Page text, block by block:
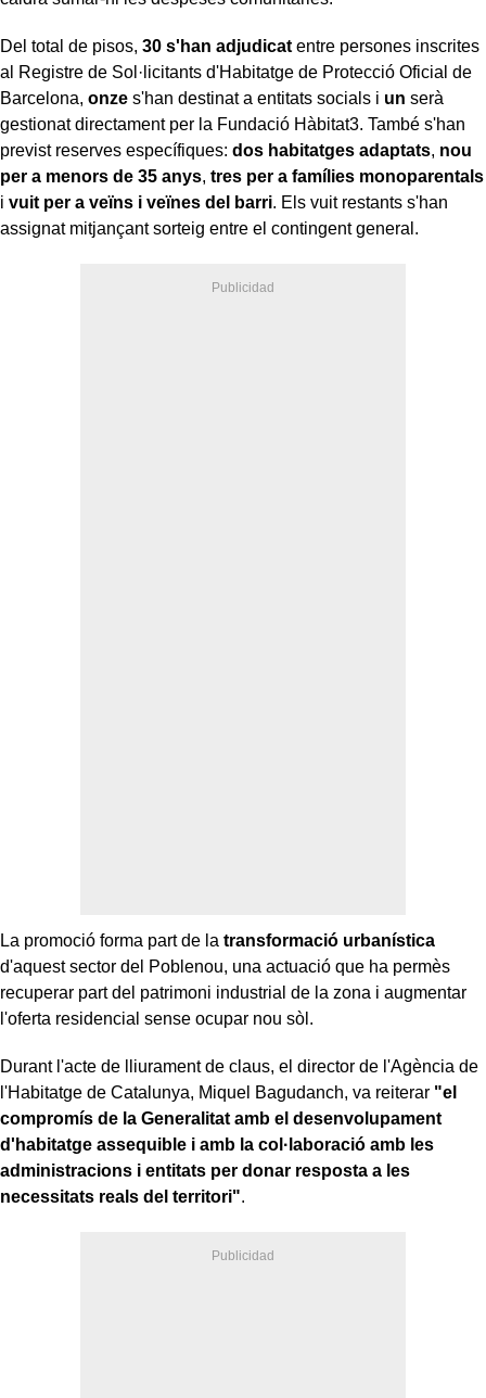
Del total de pisos, 30 s'han adjudicat entre persones inscrites
al Registre de Sol·licitants d'Habitatge de Protecció Oficial de
Barcelona, onze s'han destinat a entitats socials i un serà
gestionat directament per la Fundació Hàbitat3. També s'han
previst reserves específiques: dos habitatges adaptats, nou
per a menors de 35 anys, tres per a famílies monoparentals
i vuit per a veïns i veïnes del barri. Els vuit restants s'han
assignat mitjançant sorteig entre el contingent general.
La promoció forma part de la transformació urbanística
d'aquest sector del Poblenou, una actuació que ha permès
recuperar part del patrimoni industrial de la zona i augmentar
l'oferta residencial sense ocupar nou sòl.
Durant l'acte de lliurament de claus, el director de l'Agència de
l'Habitatge de Catalunya, Miquel Bagudanch, va reiterar "el
compromís de la Generalitat amb el desenvolupament
d'habitatge assequible i amb la col·laboració amb les
administracions i entitats per donar resposta a les
necessitats reals del territori".